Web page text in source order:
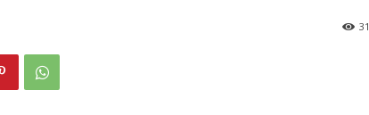
31